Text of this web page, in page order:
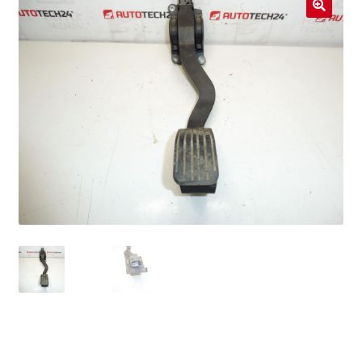
Il mio account
Politica sulla riservatezza
Registratore di cassa
Rimostranza
Spedizione in tutto il mondo
🔍